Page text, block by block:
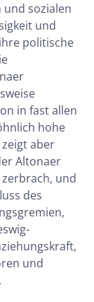
sozialen
und
politische
in fast allen
hohe
aber
Altonaer
und
des
und